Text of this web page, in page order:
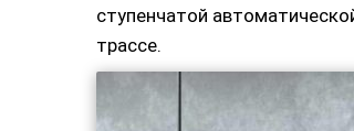
ступенчатой
трассе.